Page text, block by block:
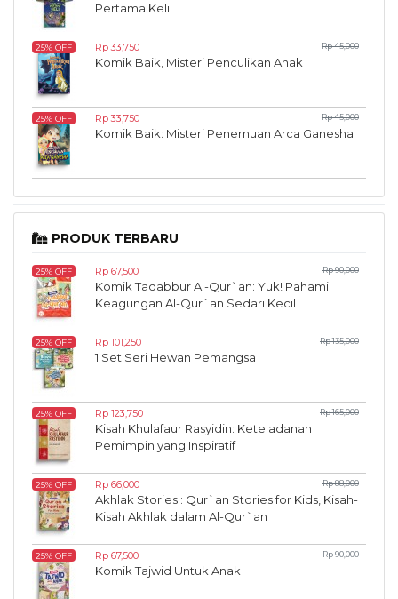
Pertama Keli
25% OFF Rp 33,750 Rp 45,000
Komik Baik, Misteri Penculikan Anak
25% OFF Rp 33,750 Rp 45,000
Komik Baik: Misteri Penemuan Arca Ganesha
PRODUK TERBARU
25% OFF Rp 67,500 Rp 90,000
Komik Tadabbur Al-Qur`an: Yuk! Pahami
Keagungan Al-Qur`an Sedari Kecil
25% OFF Rp 101,250 Rp 135,000
1 Set Seri Hewan Pemangsa
25% OFF Rp 123,750 Rp 165,000
Kisah Khulafaur Rasyidin: Keteladanan
Pemimpin yang Inspiratif
25% OFF Rp 66,000 Rp 88,000
Akhlak Stories : Qur`an Stories for Kids, Kisah-
Kisah Akhlak dalam Al-Qur`an
25% OFF Rp 67,500 Rp 90,000
Komik Tajwid Untuk Anak